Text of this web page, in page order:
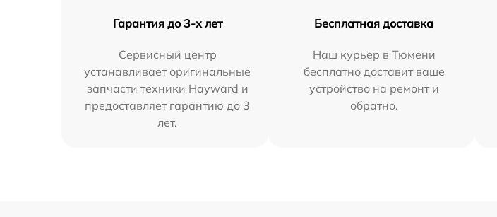
Гарантия до 3-х лет
Сервисный центр
устанавливает оригинальные
запчасти техники Hayward и
предоставляет гарантию до 3
лет.
Бесплатная доставка
Наш курьер в Тюмени
бесплатно доставит ваше
устройство на ремонт и
обратно.